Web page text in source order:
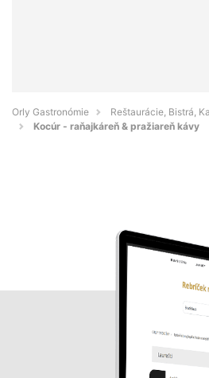
Orly Gastronómie
Reštaurácie, Bistrá,
Kocúr - raňajkáreň & pražiareň kávy